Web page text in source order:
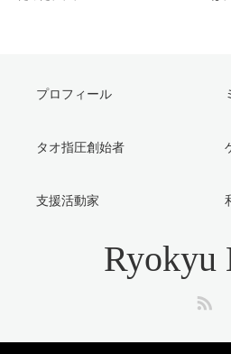
プロフィール
タオ指圧創始者
支援活動家
Ryokyu